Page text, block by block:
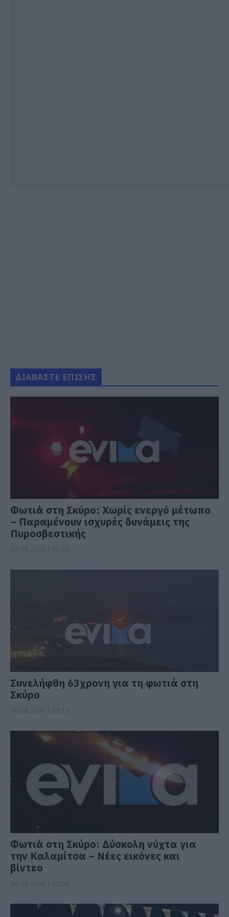
ΔΙΑΒΑΣΤΕ ΕΠΙΣΗΣ
Φωτιά στη Σκύρο: Χωρίς ενεργό μέτωπο
– Παραμένουν ισχυρές δυνάμεις της
Πυροσβεστικής
Συνελήφθη 63χρονη για τη φωτιά στη
Σκύρο
Φωτιά στη Σκύρο: Δύσκολη νύχτα για
την Καλαμίτσα – Νέες εικόνες και
βίντεο